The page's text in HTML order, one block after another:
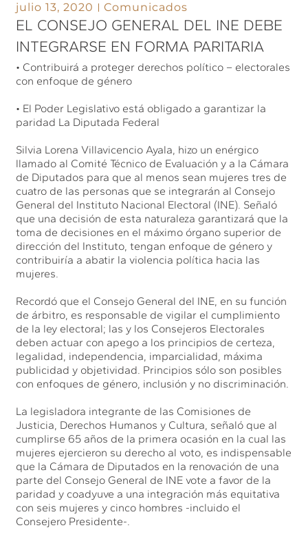
julio 13, 2020 Comunicados
EL CONSEJO GENERAL DEL INE DEBE
INTEGRARSE EN FORMA PARITARIA
• Contribuirá a proteger derechos político – electorales
con enfoque de género
• El Poder Legislativo está obligado a garantizar la
paridad La Diputada Federal
Silvia Lorena Villavicencio Ayala, hizo un enérgico
llamado al Comité Técnico de Evaluación y a la Cámara
de Diputados para que al menos sean mujeres tres de
cuatro de las personas que se integrarán al Consejo
General del Instituto Nacional Electoral (INE). Señaló
que una decisión de esta naturaleza garantizará que la
toma de decisiones en el máximo órgano superior de
dirección del Instituto, tengan enfoque de género y
contribuiría a abatir la violencia política hacia las
mujeres.
Recordó que el Consejo General del INE, en su función
de árbitro, es responsable de vigilar el cumplimiento
de la ley electoral; las y los Consejeros Electorales
deben actuar con apego a los principios de certeza,
legalidad, independencia, imparcialidad, máxima
publicidad y objetividad. Principios sólo son posibles
con enfoques de género, inclusión y no discriminación.
La legisladora integrante de las Comisiones de
Justicia, Derechos Humanos y Cultura, señaló que al
cumplirse 65 años de la primera ocasión en la cual las
mujeres ejercieron su derecho al voto, es indispensable
que la Cámara de Diputados en la renovación de una
parte del Consejo General de INE vote a favor de la
paridad y coadyuve a una integración más equitativa
con seis mujeres y cinco hombres -incluido el
Consejero Presidente-.